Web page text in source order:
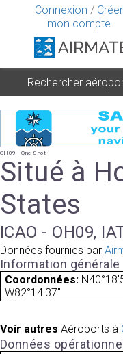
Connexion / Créer
mon compte
Rechercher
OH09 - One Shot
Situé à
States
ICAO - OH09,
Données fournies par
Information générale
Coordonnées:
W82°14'37"
Voir autres Aéroports à
Données